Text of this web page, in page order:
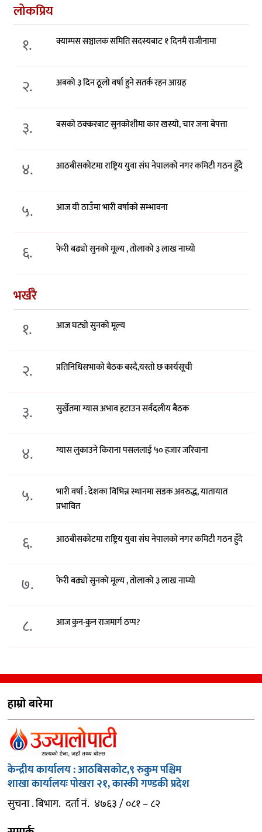
लोकप्रिय
१. क्याम्पस सञ्चालक समिति सदस्यबाट १ दिनमै राजीनामा
२. अबको ३ दिन ठूलो वर्षा हुने सतर्क रहन आग्रह
३. बसको ठक्करबाट सुनकोशीमा कार खस्यो, चार जना बेपत्ता
४. आठबीसकोटमा राष्ट्रिय युवा संघ नेपालको नगर कमिटी गठन हुँदै
५. आज यी ठाउँमा भारी वर्षाको सम्भावना
६. फेरी बढ्यो सुनको मूल्य , तोलाको ३ लाख नाघ्यो
भर्खरै
१. आज घट्यो सुनको मूल्य
२. प्रतिनिधिसभाको बैठक बस्दै,यस्तो छ कार्यसूची
३. सुर्खेतमा ग्यास अभाव हटाउन सर्वदलीय बैठक
४. ग्यास लुकाउने किराना पसललाई ५० हजार जरिवाना
५.
भारी वर्षा : देशका विभिन्न स्थानमा सडक अवरुद्ध, यातायात
प्रभावित
६. आठबीसकोटमा राष्ट्रिय युवा संघ नेपालको नगर कमिटी गठन हुँदै
७. फेरी बढ्यो सुनको मूल्य , तोलाको ३ लाख नाघ्यो
८. आज कुन-कुन राजमार्ग ठप्प?
हाम्रो बारेमा
केन्द्रीय कार्यालय : आठबिसकोट,९ रुकुम पश्चिम
शाखा कार्यालयः पोखरा २१, कास्की गण्डकी प्रदेश
सुचना . बिभाग. दर्ता नं. ४७६३ / ०८१ – ८२